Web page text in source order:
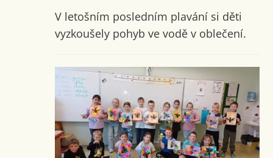
V letošním posledním plavání si děti
vyzkoušely pohyb ve vodě v oblečení.